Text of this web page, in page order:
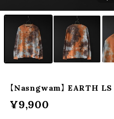
【Nasngwam】 EARTH
¥9,900